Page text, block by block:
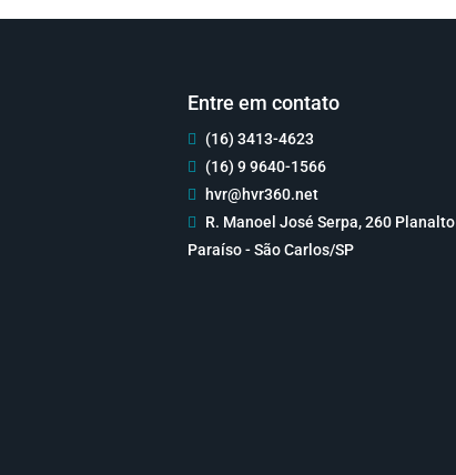
Entre em contato
 (16) 3413-4623
 (16) 9 9640-1566
 hvr@hvr360.net

R. Manoel José Serpa, 260 Planalto
Paraíso - São Carlos/SP